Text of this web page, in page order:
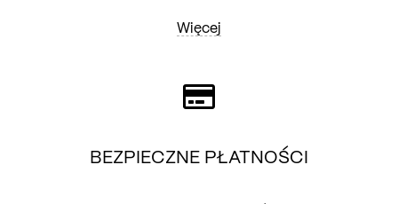
Więcej
BEZPIECZNE PŁATNOŚCI